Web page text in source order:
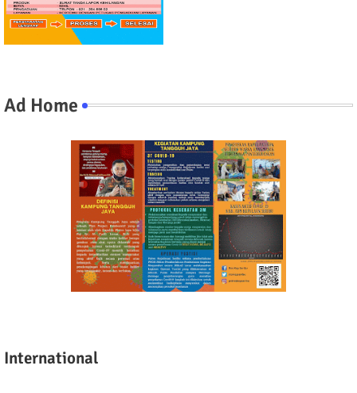
Ad Home
International